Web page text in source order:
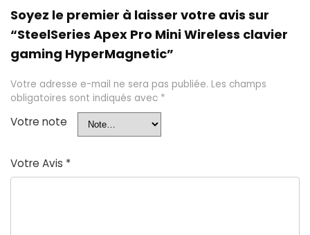
Soyez le premier à laisser votre avis sur
“SteelSeries Apex Pro Mini Wireless clavier
gaming HyperMagnetic”
Votre adresse e-mail ne sera pas publiée. Les champs
obligatoires sont indiqués avec *
Votre note
Votre Avis *